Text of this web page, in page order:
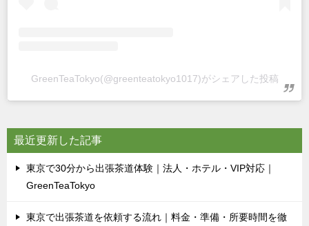
GreenTeaTokyo(@greenteatokyo1017)がシェアした投稿
最近更新した記事
東京で30分から出張茶道体験｜法人・ホテル・VIP対応｜
GreenTeaTokyo
東京で出張茶道を依頼する流れ｜料金・準備・所要時間を徹